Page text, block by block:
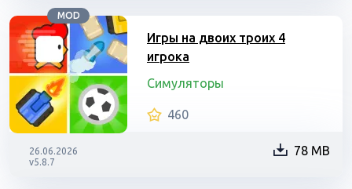
MOD
Игры на двоих троих 4
игрока
Симуляторы
460
26.06.2026
v5.8.7
78 MB